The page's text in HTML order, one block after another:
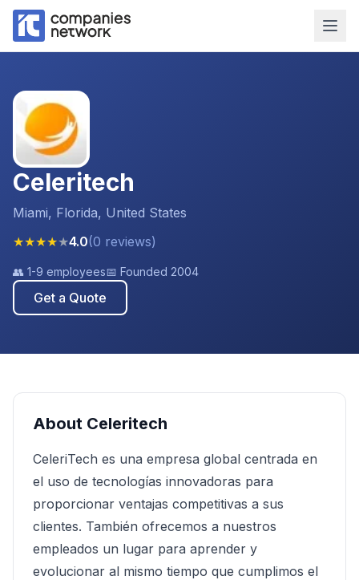
Celeritech
Miami, Florida, United States
★★★★★4.0(0 reviews)
👥 1-9 employees📅 Founded 2004
Get a Quote
About Celeritech
CeleriTech es una empresa global centrada en
el uso de tecnologías innovadoras para
proporcionar ventajas competitivas a sus
clientes. También ofrecemos a nuestros
empleados un lugar para aprender y
evolucionar al mismo tiempo que cumplimos el